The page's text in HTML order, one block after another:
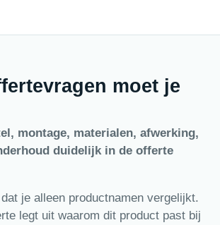
moet je
montage, materialen, afwerking,
duidelijk in de offerte
je alleen productnamen vergelijkt.
legt uit waarom dit product past bij